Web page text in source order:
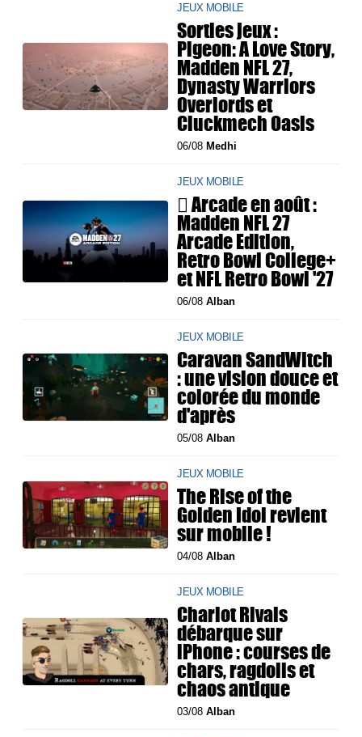
JEUX MOBILE
Sorties jeux :
Pigeon: A Love Story,
Madden NFL 27,
Dynasty Warriors
Overlords et
Cluckmech Oasis
06/08 Medhi
JEUX MOBILE
 Arcade en août :
Madden NFL 27
Arcade Edition,
Retro Bowl College+
et NFL Retro Bowl '27
06/08Alban
JEUX MOBILE
Caravan SandWitch
: une vision douce et
colorée du monde
d'après
05/08Alban
JEUX MOBILE
The Rise of the
Golden Idol revient
sur mobile !
04/08Alban
JEUX MOBILE
Chariot Rivals
débarque sur
iPhone : courses de
chars, ragdolls et
chaos antique
03/08Alban